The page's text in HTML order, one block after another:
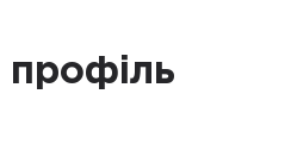
профіль